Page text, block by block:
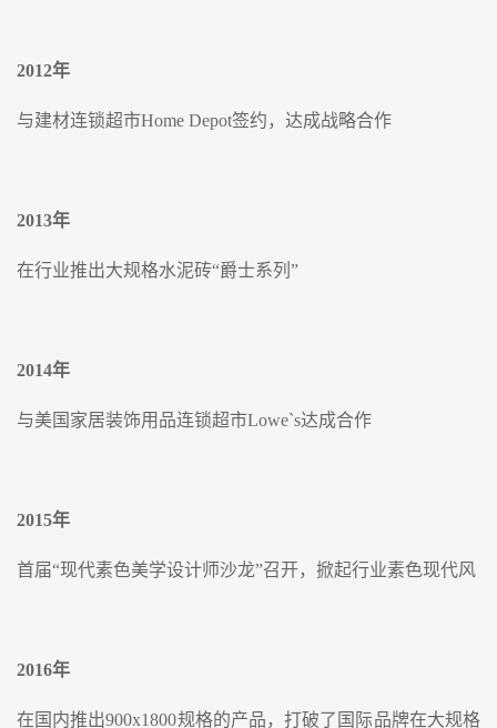
2012年
与建材连锁超市Home Depot签约，达成战略合作
2013年
在行业推出大规格水泥砖“爵士系列”
2014年
与美国家居装饰用品连锁超市Lowe`s达成合作
2015年
首届“现代素色美学设计师沙龙”召开，掀起行业素色现代风
2016年
在国内推出900x1800规格的产品，打破了国际品牌在大规格